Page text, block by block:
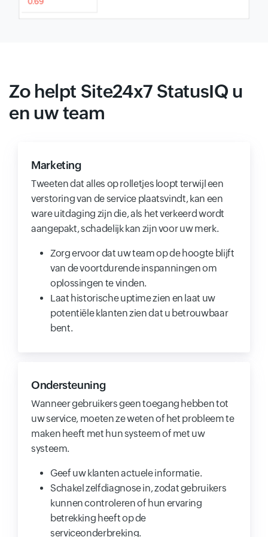
Zo helpt Site24x7 StatusIQ u
en uw team
Marketing
Tweeten dat alles op rolletjes loopt terwijl een
verstoring van de service plaatsvindt, kan een
ware uitdaging zijn die, als het verkeerd wordt
aangepakt, schadelijk kan zijn voor uw merk.
Zorg ervoor dat uw team op de hoogte blijft
van de voortdurende inspanningen om
oplossingen te vinden.
Laat historische uptime zien en laat uw
potentiële klanten zien dat u betrouwbaar
bent.
Ondersteuning
Wanneer gebruikers geen toegang hebben tot
uw service, moeten ze weten of het probleem te
maken heeft met hun systeem of met uw
systeem.
Geef uw klanten actuele informatie.
Schakel zelfdiagnose in, zodat gebruikers
kunnen controleren of hun ervaring
betrekking heeft op de
serviceonderbreking.